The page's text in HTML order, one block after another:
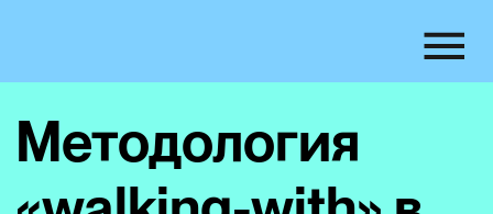
Методология